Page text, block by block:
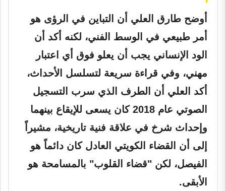
أوضح طارق العلي أن التباين في الرؤى هو
أمر طبيعي في الوسط الفني، لكنه أكد أن
الود الإنساني يجب أن يعلو فوق أي اعتبار
مهني، وفي قراءة سريعة لتسلسل الأحداث،
أكد العلي أن الطرف الذي سرب التسجيل
الصوتي عام 2018 كان يسعى للإيقاع بينهما
وإحداث شرخ في علاقة فنية تاريخية، مشيراً
إلى أن القضاء الكويتي العادل كان دائماً هو
الفيصل، لكن "قضاء القلوب" بالمسامحة هو
الأبقى.